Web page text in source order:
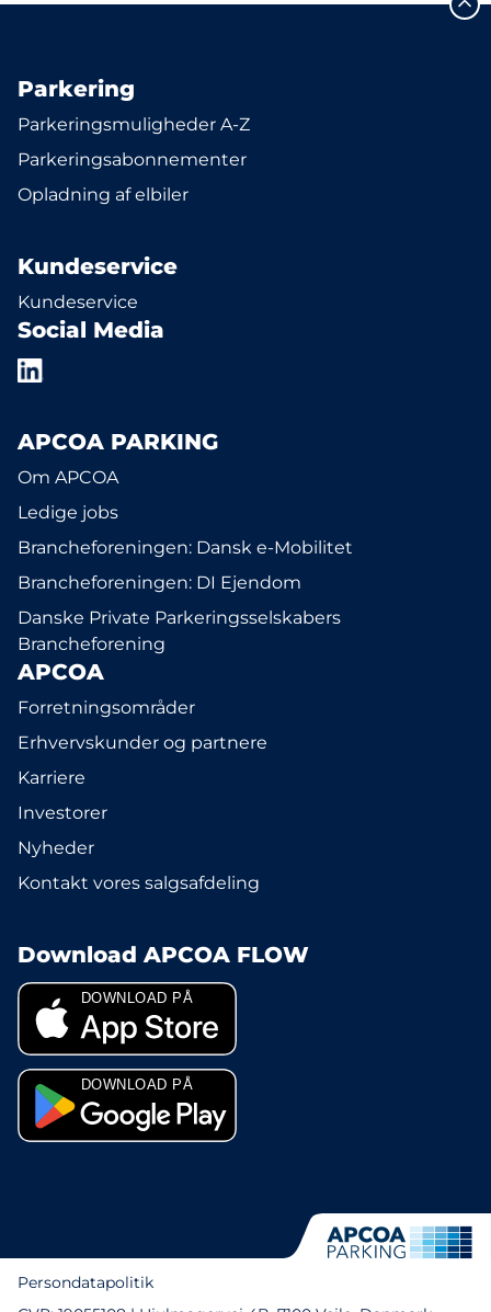
Parkering
Parkeringsmuligheder A-Z
Parkeringsabonnementer
Opladning af elbiler
Kundeservice
Kundeservice
Social Media
APCOA PARKING
Om APCOA
Ledige jobs
Brancheforeningen: Dansk e-Mobilitet
Brancheforeningen: DI Ejendom
Danske Private Parkeringsselskabers
Brancheforening
APCOA
Forretningsområder
Erhvervskunder og partnere
Karriere
Investorer
Nyheder
Kontakt vores salgsafdeling
Download APCOA FLOW
Persondatapolitik